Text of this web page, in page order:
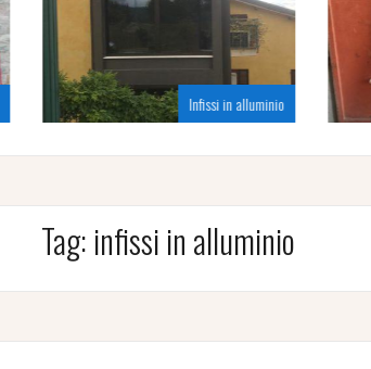
Infissi in alluminio
Tag: infissi in alluminio